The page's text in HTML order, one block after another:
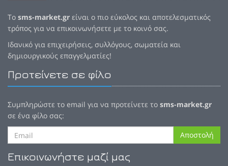
Το sms-market.gr είναι ο πιο εύκολος και αποτελεσματικός
τρόπος για να επικοινωνήσετε με το κοινό σας.
Ιδανικό για επιχειρήσεις, συλλόγους, σωματεία και
δημιουργικούς επαγγελματίες!
Προτείνετε σε φίλο
Συμπληρώστε το email για να προτείνετε το sms-market.gr
σε ένα φίλο σας:
Αποστολή
Επικοινωνήστε μαζί μας